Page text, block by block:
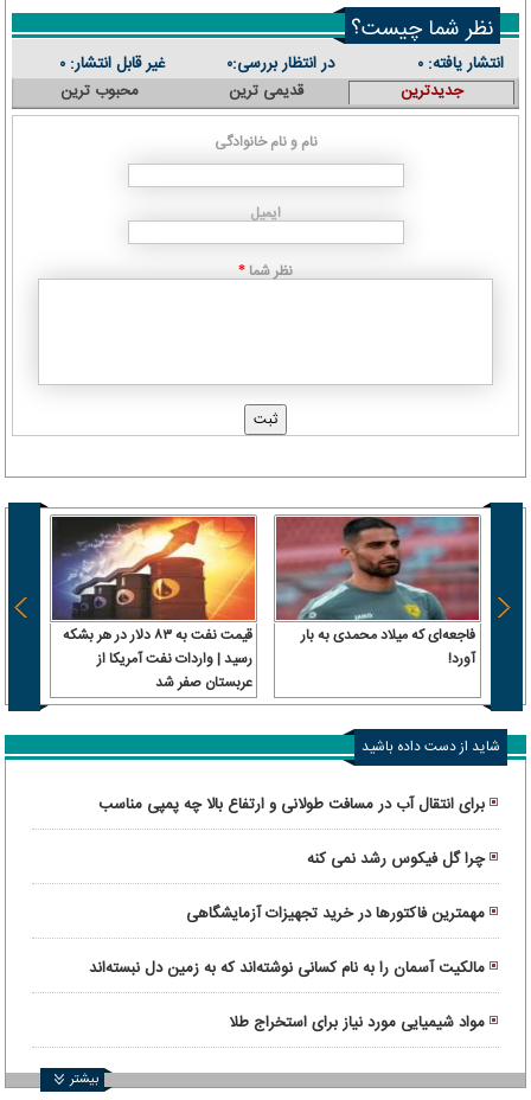
نظر شما چیست؟
انتشار یافته: ۰ در انتظار بررسی:۰ غیر قابل انتشار: ۰
جدیدترین قدیمی ترین محبوب ترین
نام و نام خانوادگی
ایمیل
نظر شما *
فاجعه‌ای که میلاد محمدی به بار
آورد!
قیمت نفت به ۸۳ دلار در هر بشکه
رسید | واردات نفت آمریکا از
عربستان صفر شد
شاید از دست داده باشید
برای انتقال آب در مسافت طولانی و ارتفاع بالا چه پمپی مناسب
است؟
چرا گل فیکوس رشد نمی کنه
مهمترین فاکتورها در خرید تجهیزات آزمایشگاهی
مالکیت آسمان را به نام کسانی نوشته‌اند که به زمین دل نبسته‌اند
مواد شیمیایی مورد نیاز برای استخراج طلا
بیشتر